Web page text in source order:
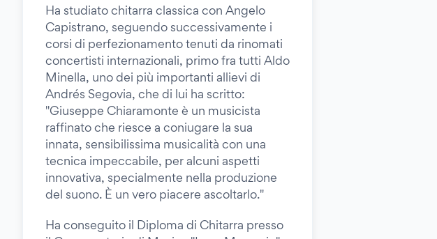
Ha studiato chitarra classica con Angelo
Capistrano, seguendo successivamente i
corsi di perfezionamento tenuti da rinomati
concertisti internazionali, primo fra tutti Aldo
Minella, uno dei più importanti allievi di
Andrés Segovia, che di lui ha scritto:
"Giuseppe Chiaramonte è un musicista
raffinato che riesce a coniugare la sua
innata, sensibilissima musicalità con una
tecnica impeccabile, per alcuni aspetti
innovativa, specialmente nella produzione
del suono. È un vero piacere ascoltarlo."
Ha conseguito il Diploma di Chitarra presso